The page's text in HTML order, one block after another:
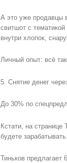
А это уже продавцы
свитшот с
внутри хлопок,
Личный опыт: всё
5. Снятие денег
До 30% по
Кстати, на странице
будете
Тиньков